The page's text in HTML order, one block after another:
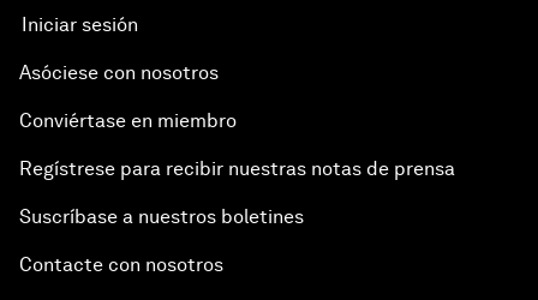
Iniciar sesión
Asóciese con nosotros
Conviértase en miembro
Regístrese para recibir nuestras notas de prensa
Suscríbase a nuestros boletines
Contacte con nosotros